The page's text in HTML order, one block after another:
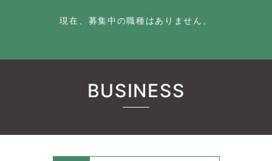
現在、募集中の職種はありません。
BUSINESS